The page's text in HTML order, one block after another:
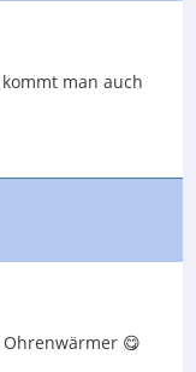
man auch
😋